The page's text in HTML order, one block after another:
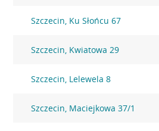
Szczecin, Ku Słońcu 67
Szczecin, Kwiatowa 29
Szczecin, Lelewela 8
Szczecin, Maciejkowa 37/1